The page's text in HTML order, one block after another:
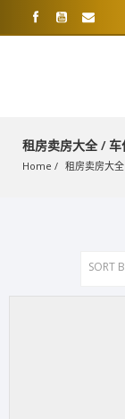
租房卖房大全 / 车
Home 租房卖房大全